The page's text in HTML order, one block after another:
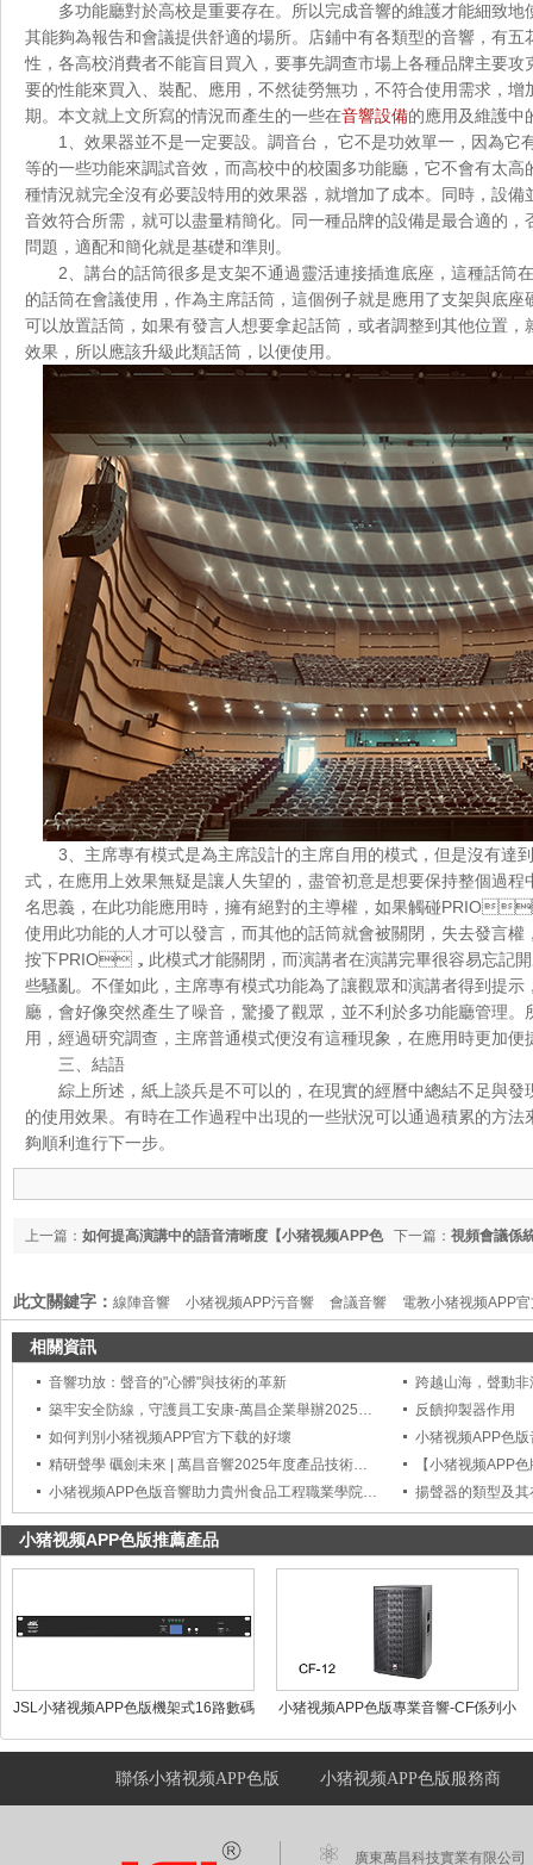
多功能廳對於高校是重要存在。所以完成音響的維護才能細致地使用
其能夠為報告和會議提供舒適的場所。店鋪中有各類型的音響，有
性，各高校消費者不能盲目買入，要事先調查市場上各種品牌主要攻
要的性能來買入、裝配、應用，不然徒勞無功，不符合使用需求
期。本文就上文所寫的情況而產生的一些在音響設備的應用及維護中的
1、效果器並不是一定要設。調音台， 它不是功效單一，因
等的一些功能來調試音效，而高校中的校園多功能廳，它不會有太高的要
種情況就完全沒有必要設特用的效果器，就增加了成本。同時，設備
音效符合所需，就可以盡量精簡化。同一種品牌的設備是最合適的
問題，適配和簡化就是基礎和準則。
2、講台的話筒很多是支架不通過靈活連接插進底座，這種話筒
的話筒在會議使用，作為主席話筒，這個例子就是應用了支架與底
可以放置話筒，如果有發言人想要拿起話筒，或者調整到其他位置
效果，所以應該升級此類話筒，以便使用。
3、主席專有模式是為主席設計的主席自用的模式，但是沒有達
式，在應用上效果無疑是讓人失望的，盡管初意是想要保持整個過程中
名思義，在此功能應用時，擁有絕對的主導權，如果觸碰
使用此功能的人才可以發言，而其他的話筒就會被關閉，失去發言權
按下PRIO，此模式才能關閉，而演講者在演講完畢很容易忘記開啟
些騷亂。不僅如此，主席專有模式功能為了讓觀眾和演講者得到提示
廳，會好像突然產生了噪音，驚擾了觀眾，並不利於多功能廳管理
用，經過研究調查，主席普通模式便沒有這種現象，在應用時更加便捷
三、結語
綜上所述，紙上談兵是不可以的，在現實的經曆中總結不足與發現
的使用效果。有時在工作過程中出現的一些狀況可以通過積累的方法
夠順利進行下一步。
下一篇： 視頻會議係
上一篇： 如何提高演講中的語音清晰度【小猪视频APP色
此文關鍵字： 線陣音響 小猪视频APP污音響 會議音響 電教小猪视频APP
相關資訊
音響功放：聲音的"心髒"與技術的革新
築牢安全防線，守護員工安康-萬昌企業舉辦2025年度工傷事故處理與預防培訓
反饋抑製器作用
如何判別小猪视频APP官方下载的好壞
小猪视频APP色
精研聲學 礪劍未來 | 萬昌音響2025年度產品技術培訓會圓滿舉行
小猪视频APP色版音響助力貴州食品工程職業學院打造智慧會議新標杆
揚聲器的類型及
小猪视频APP色版推薦產品
JSL小猪视频APP色版機架式16路數碼
小猪视频APP色版專業音響-CF係列小
聯係小猪视频APP色版 小猪视频APP色版服務商
廣東萬昌科技實業有限公司